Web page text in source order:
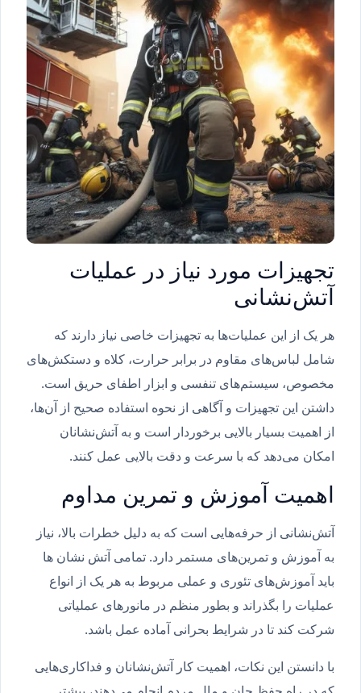
تجهیزات مورد نیاز در عملیات
آتش‌نشانی
هر یک از این عملیات‌ها به تجهیزات خاصی نیاز دارند که
شامل لباس‌های مقاوم در برابر حرارت، کلاه و دستکش‌های
مخصوص، سیستم‌های تنفسی و ابزار اطفای حریق است.
داشتن این تجهیزات و آگاهی از نحوه استفاده صحیح از آن‌ها،
از اهمیت بسیار بالایی برخوردار است و به آتش‌نشانان
امکان می‌دهد که با سرعت و دقت بالایی عمل کنند.
اهمیت آموزش و تمرین مداوم
آتش‌نشانی از حرفه‌هایی است که به دلیل خطرات بالا، نیاز
به آموزش و تمرین‌های مستمر دارد. تمامی آتش نشان ها
باید آموزش‌های تئوری و عملی مربوط به هر یک از انواع
عملیات را بگذراند و بطور منظم در مانورهای عملیاتی
شرکت کند تا در شرایط بحرانی آماده عمل باشد.
با دانستن این نکات، اهمیت کار آتش‌نشانان و فداکاری‌هایی